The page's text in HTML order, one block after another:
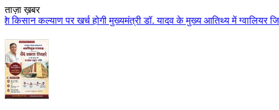
ताज़ा ख़बर
होगी मुख्यमंत्री डॉ. यादव के मुख्य आतिथ्य में ग्वालियर जिले के कुलैथ में